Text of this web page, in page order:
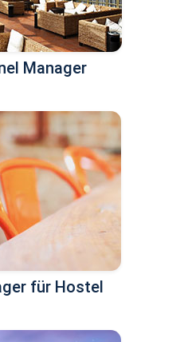
Manager
für Hostel